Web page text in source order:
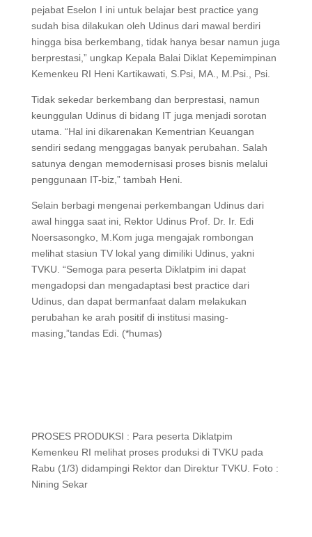
pejabat Eselon I ini untuk belajar best practice yang
sudah bisa dilakukan oleh Udinus dari mawal berdiri
hingga bisa berkembang, tidak hanya besar namun juga
berprestasi,” ungkap Kepala Balai Diklat Kepemimpinan
Kemenkeu RI Heni Kartikawati, S.Psi, MA., M.Psi., Psi.
Tidak sekedar berkembang dan berprestasi, namun
keunggulan Udinus di bidang IT juga menjadi sorotan
utama. “Hal ini dikarenakan Kementrian Keuangan
sendiri sedang menggagas banyak perubahan. Salah
satunya dengan memodernisasi proses bisnis melalui
penggunaan IT-biz,” tambah Heni.
Selain berbagi mengenai perkembangan Udinus dari
awal hingga saat ini, Rektor Udinus Prof. Dr. Ir. Edi
Noersasongko, M.Kom juga mengajak rombongan
melihat stasiun TV lokal yang dimiliki Udinus, yakni
TVKU. “Semoga para peserta Diklatpim ini dapat
mengadopsi dan mengadaptasi best practice dari
Udinus, dan dapat bermanfaat dalam melakukan
perubahan ke arah positif di institusi masing-
masing,”tandas Edi. (*humas)
PROSES PRODUKSI : Para peserta Diklatpim
Kemenkeu RI melihat proses produksi di TVKU pada
Rabu (1/3) didampingi Rektor dan Direktur TVKU. Foto :
Nining Sekar